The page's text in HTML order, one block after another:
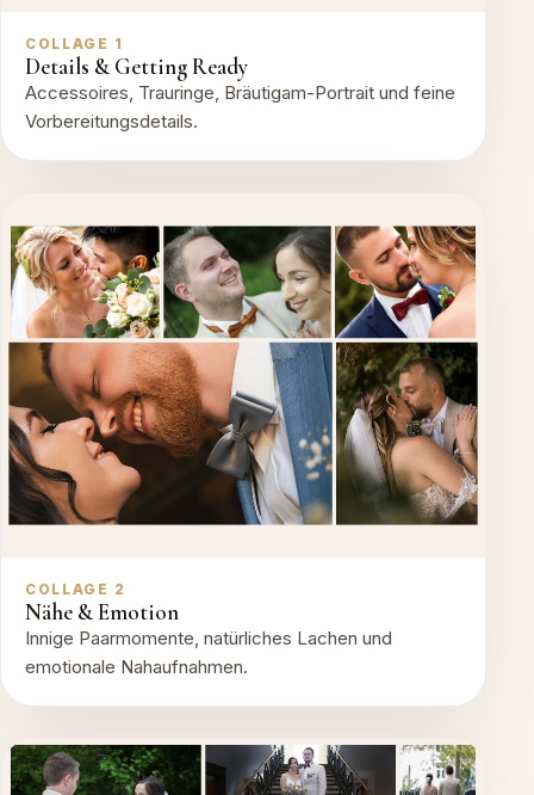
COLLAGE 1
Details & Getting Ready
Accessoires, Trauringe, Bräutigam-Portrait und feine
Vorbereitungsdetails.
COLLAGE 2
Nähe & Emotion
Innige Paarmomente, natürliches Lachen und
emotionale Nahaufnahmen.